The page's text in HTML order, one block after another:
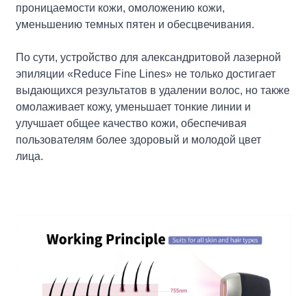
проницаемости кожи, омоложению кожи,
уменьшению темных пятен и обесцвечивания.
По сути, устройство для александритовой лазерной
эпиляции «Reduce Fine Lines» не только достигает
выдающихся результатов в удалении волос, но также
омолаживает кожу, уменьшает тонкие линии и
улучшает общее качество кожи, обеспечивая
пользователям более здоровый и молодой цвет
лица.